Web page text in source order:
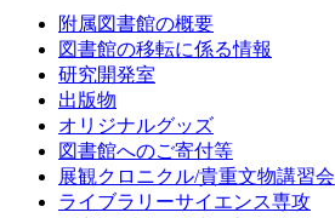
附属図書館の概要
図書館の移転に係る情報
研究開発室
出版物
オリジナルグッズ
図書館へのご寄付等
展観クロニクル/貴重文物講習会
ライブラリーサイエンス専攻